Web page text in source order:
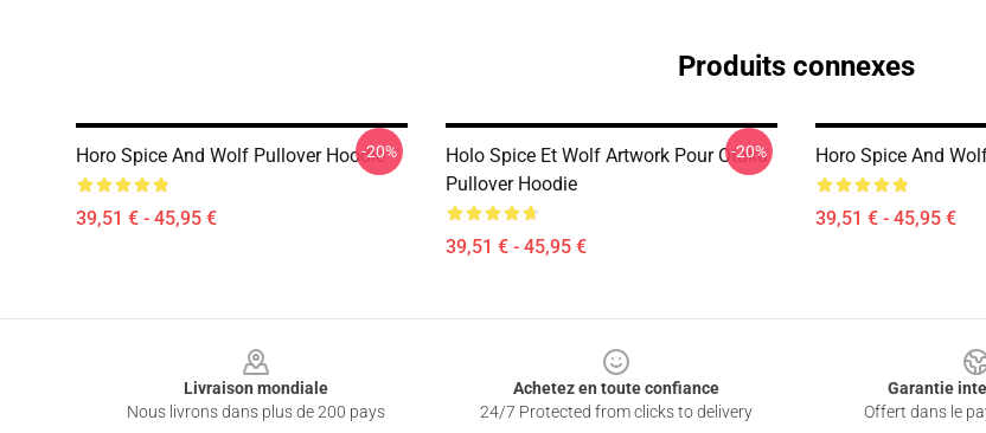
Produits connexes
Horo Spice And Wolf Pullover Hoodie
39,51 € - 45,95 €
-20%
Holo Spice Et Wolf Artwork Pour Otaku
Pullover Hoodie
39,51 € - 45,95 €
-20% Horo Spice And
39,51 € - 45,95 €
Livraison mondiale
Nous livrons dans plus de 200 pays
Achetez en toute confiance
24/7 Protected from clicks to delivery
Garantie
Offert dans le